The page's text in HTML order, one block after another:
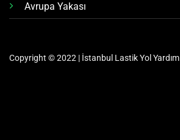
Avrupa Yakası
Copyright © 2022 | İstanbul Lastik Yol Yardım